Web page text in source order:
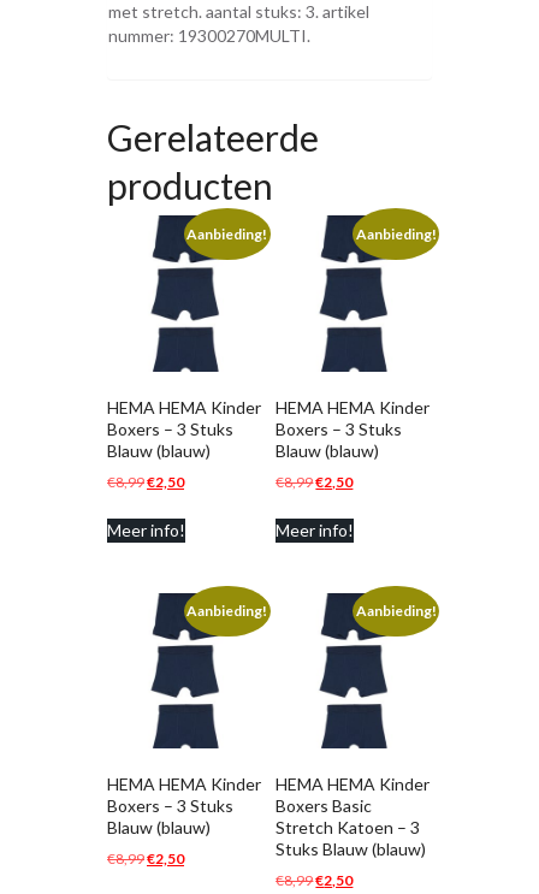
met stretch. aantal stuks: 3. artikel
nummer: 19300270MULTI.
Gerelateerde
producten
Aanbieding!
HEMA HEMA Kinder
Boxers – 3 Stuks
Blauw (blauw)
€8,99Oorspronkelijke
was:
€2,50Huidige
Meer info!
Aanbieding!
HEMA HEMA Kinder
Boxers – 3 Stuks
Blauw (blauw)
€8,99Oorspronkelijke
was:
€2,50Huidige
Meer info!
Aanbieding!
HEMA HEMA Kinder
Boxers – 3 Stuks
Blauw (blauw)
€8,99Oorspronkelijke
€2,50Huidige
Aanbieding!
HEMA HEMA Kinder
Boxers Basic
Stretch Katoen – 3
Stuks Blauw (blauw)
€8,99Oorspronkelijke
€2,50Huidige